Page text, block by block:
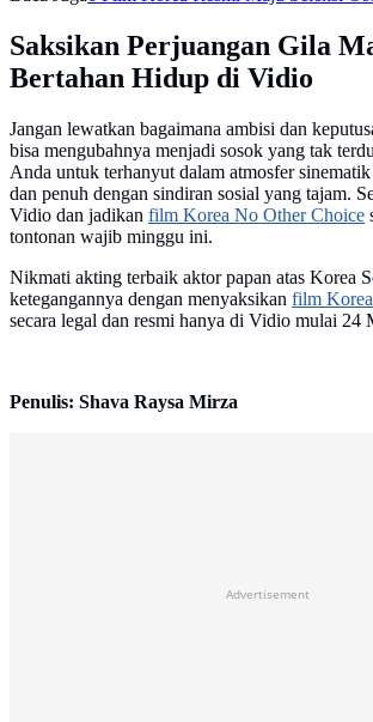
Saksikan Perjuangan Gila
Bertahan Hidup di Vidio
Jangan lewatkan bagaimana ambisi dan
bisa mengubahnya menjadi sosok yang tak
Anda untuk terhanyut dalam atmosfer
dan penuh dengan sindiran sosial yang tajam.
Vidio dan jadikan film Korea No Other Choice
tontonan wajib minggu ini.
Nikmati akting terbaik aktor papan atas Korea
ketegangannya dengan menyaksikan film
secara legal dan resmi hanya di Vidio mulai 24
Penulis: Shava Raysa Mirza
Advertisement